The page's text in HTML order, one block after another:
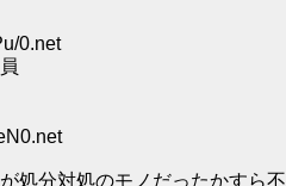
0.net
処分対処のモノだったかすら不